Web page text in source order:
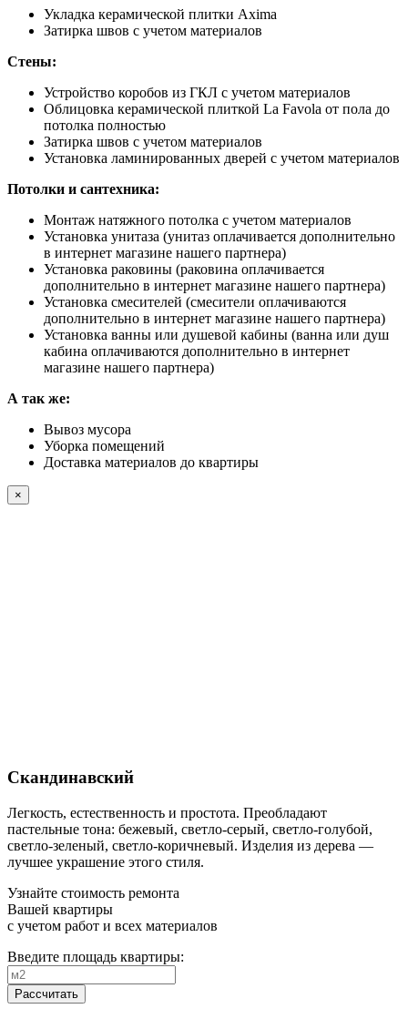
Укладка керамической плитки Axima
Затирка швов с учетом материалов
Стены:
Устройство коробов из ГКЛ с учетом материалов
Облицовка керамической плиткой La Favola от пола до
потолка полностью
Затирка швов с учетом материалов
Установка ламинированных дверей с учетом материалов
Потолки и сантехника:
Монтаж натяжного потолка с учетом материалов
Установка унитаза (унитаз оплачивается дополнительно
в интернет магазине нашего партнера)
Установка раковины (раковина оплачивается
дополнительно в интернет магазине нашего партнера)
Установка смесителей (смесители оплачиваются
дополнительно в интернет магазине нашего партнера)
Установка ванны или душевой кабины (ванна или душ
кабина оплачиваются дополнительно в интернет
магазине нашего партнера)
А так же:
Вывоз мусора
Уборка помещений
Доставка материалов до квартиры
×
Скандинавский
Легкость, естественность и простота. Преобладают
пастельные тона: бежевый, светло-серый, светло-голубой,
светло-зеленый, светло-коричневый. Изделия из дерева —
лучшее украшение этого стиля.
Узнайте стоимость ремонта
Вашей квартиры
с учетом работ и всех материалов
Введите площадь квартиры:
Рассчитать